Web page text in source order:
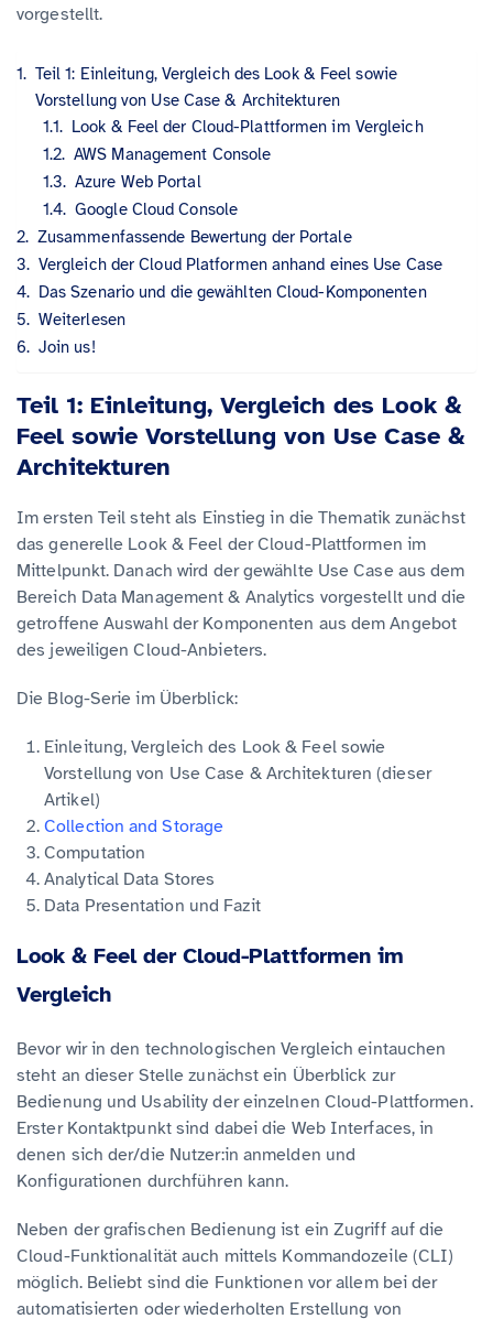
vorgestellt.
Teil 1: Einleitung, Vergleich des Look & Feel sowie
Vorstellung von Use Case & Architekturen
Look & Feel der Cloud-Plattformen im Vergleich
AWS Management Console
Azure Web Portal
Google Cloud Console
Zusammenfassende Bewertung der Portale
Vergleich der Cloud Platformen anhand eines Use Case
Das Szenario und die gewählten Cloud-Komponenten
Weiterlesen
Join us!
Teil 1: Einleitung, Vergleich des Look &
Feel sowie Vorstellung von Use Case &
Architekturen
Im ersten Teil steht als Einstieg in die Thematik zunächst
das generelle Look & Feel der Cloud-Plattformen im
Mittelpunkt. Danach wird der gewählte Use Case aus dem
Bereich Data Management & Analytics vorgestellt und die
getroffene Auswahl der Komponenten aus dem Angebot
des jeweiligen Cloud-Anbieters.
Die Blog-Serie im Überblick:
Einleitung, Vergleich des Look & Feel sowie
Vorstellung von Use Case & Architekturen (dieser
Artikel)
Collection and Storage
Computation
Analytical Data Stores
Data Presentation und Fazit
Look & Feel der Cloud-Plattformen im
Vergleich
Bevor wir in den technologischen Vergleich eintauchen
steht an dieser Stelle zunächst ein Überblick zur
Bedienung und Usability der einzelnen Cloud-Plattformen.
Erster Kontaktpunkt sind dabei die Web Interfaces, in
denen sich der/die Nutzer:in anmelden und
Konfigurationen durchführen kann.
Neben der grafischen Bedienung ist ein Zugriff auf die
Cloud-Funktionalität auch mittels Kommandozeile (CLI)
möglich. Beliebt sind die Funktionen vor allem bei der
automatisierten oder wiederholten Erstellung von